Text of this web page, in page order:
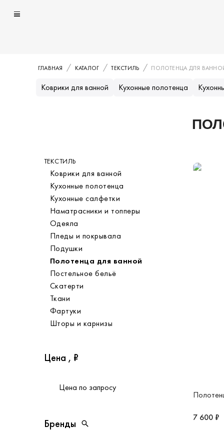
ГЛАВНАЯ КАТАЛОГ ТЕКСТИЛЬ ПОЛОТЕНЦА ДЛЯ
Коврики для ванной Кухонные полотенца
Категория
ТЕКСТИЛЬ
Коврики для ванной
Кухонные полотенца
Кухонные салфетки
Наматрасники и топперы
Одеяла
Пледы и покрывала
Подушки
Полотенца для ванной
Постельное бельё
Скатерти
Ткани
Фартуки
Шторы и карнизы
Цена , ₽
до
Цена по запросу
7 600 ₽